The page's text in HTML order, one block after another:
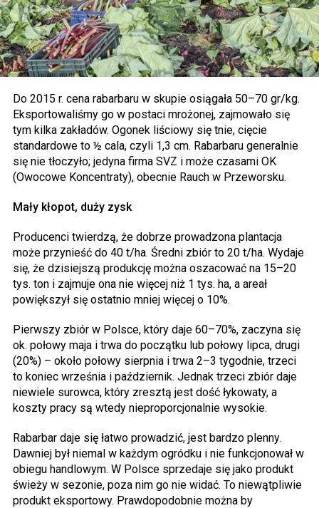
Do 2015 r. cena rabarbaru w skupie osiągała 50–70 gr/kg.
Eksportowaliśmy go w postaci mrożonej, zajmowało się
tym kilka zakładów. Ogonek liściowy się tnie, cięcie
standardowe to ½ cala, czyli 1,3 cm. Rabarbaru generalnie
się nie tłoczyło; jedyna firma SVZ i może czasami OK
(Owocowe Koncentraty), obecnie Rauch w Przeworsku.
Mały kłopot, duży zysk
Producenci twierdzą, że dobrze prowadzona plantacja
może przynieść do 40 t/ha. Średni zbiór to 20 t/ha. Wydaje
się, że dzisiejszą produkcję można oszacować na 15–20
tys. ton i zajmuje ona nie więcej niż 1 tys. ha, a areał
powiększył się ostatnio mniej więcej o 10%.
Pierwszy zbiór w Polsce, który daje 60–70%, zaczyna się
ok. połowy maja i trwa do początku lub połowy lipca, drugi
(20%) – około połowy sierpnia i trwa 2–3 tygodnie, trzeci
to koniec września i październik. Jednak trzeci zbiór daje
niewiele surowca, który zresztą jest dość łykowaty, a
koszty pracy są wtedy nieproporcjonalnie wysokie.
Rabarbar daje się łatwo prowadzić, jest bardzo plenny.
Dawniej był niemal w każdym ogródku i nie funkcjonował w
obiegu handlowym. W Polsce sprzedaje się jako produkt
świeży w sezonie, poza nim go nie widać. To niewątpliwie
produkt eksportowy. Prawdopodobnie można by